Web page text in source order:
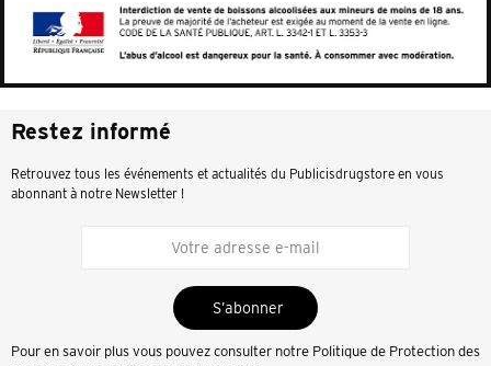
Restez informé
Retrouvez tous les événements et actualités du Publicisdrugstore en vous
abonnant à notre Newsletter !
S’abonner
Pour en savoir plus vous pouvez consulter notre Politique de Protection des